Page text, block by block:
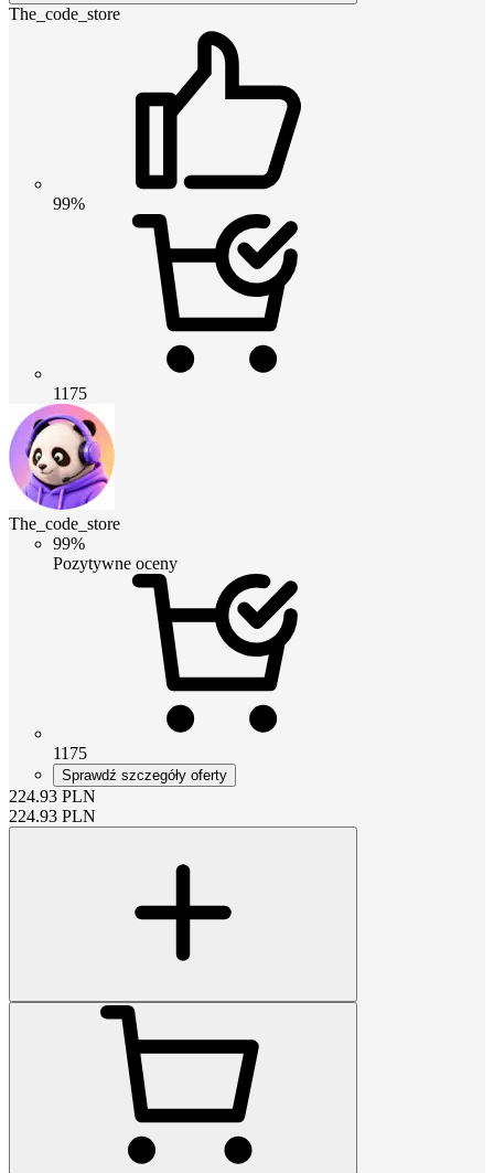
The_code_store
99%
1175
The_code_store
99%
Pozytywne oceny
1175
Sprawdź szczegóły oferty
224.93 PLN
224.93 PLN